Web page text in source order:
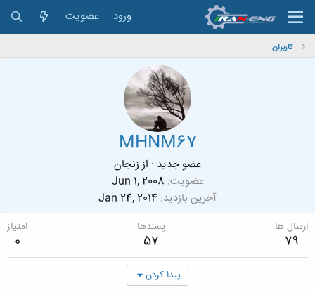
ورود عضویت
کاربران
MHNM67
عضو جدید · از زنجان
عضویت Jun 1, 2008
آخرین بازدید Jan 24, 2014
ارسال ها
79
پسندها
57
امتیاز
0
پیدا کردن